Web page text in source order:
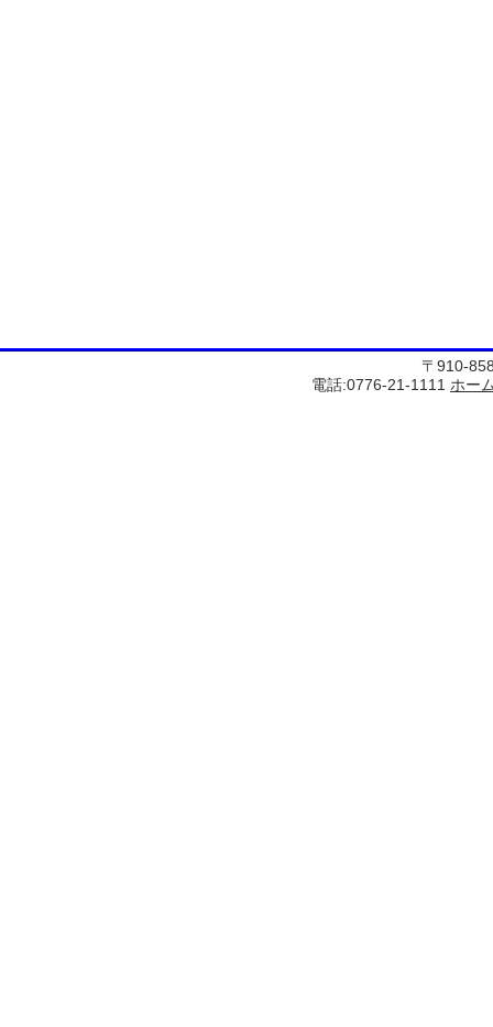
〒910-
電話:0776-21-1111 ホー